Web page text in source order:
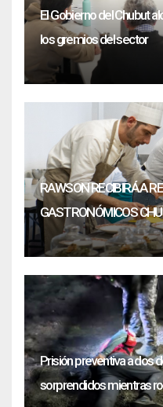
El Gobierno del Chubut
los gremios del sector
RAWSON RECIBIRÁ A
GASTRONÓMICOS
Prisión preventiva a dos
sorprendidos mientras